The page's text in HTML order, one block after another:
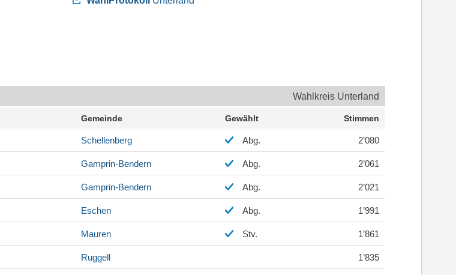
Wahlkreis Unterland
Gemeinde Gewählt Stimmen
Schellenberg Abg. 2’080
Gamprin-Bendern Abg. 2’061
Gamprin-Bendern Abg. 2’021
Eschen Abg. 1’991
Mauren Stv. 1’861
Ruggell 1’835